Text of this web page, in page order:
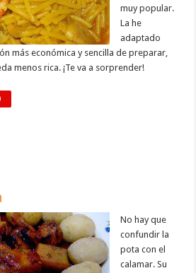
muy popular.
La he
adaptado
más económica y sencilla de preparar,
menos rica. ¡Te va a sorprender!
No hay que
confundir la
pota con el
calamar. Su